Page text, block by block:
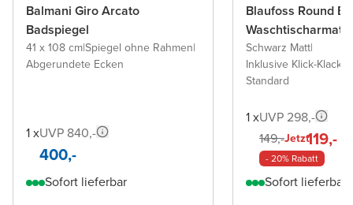
Balmani Giro Arcato
Badspiegel
41 x 108 cm|Spiegel ohne Rahmen|
Abgerundete Ecken
1 xUVP 840,-
400,-
Sofort lieferbar
Blaufoss Round
Schwarz Matt|
Inklusive Klick-Klack
Standard
1 xUVP 298,-
149,-Jetzt119,-
- 20% Rabatt
Sofort lieferbar